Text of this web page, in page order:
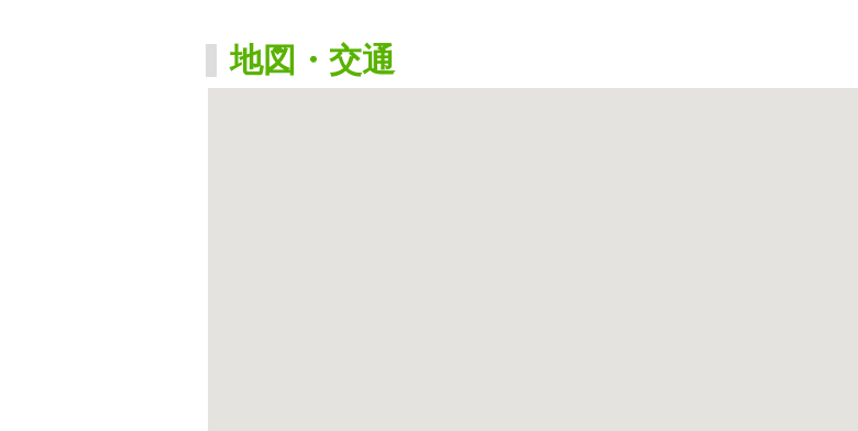
地図・交通